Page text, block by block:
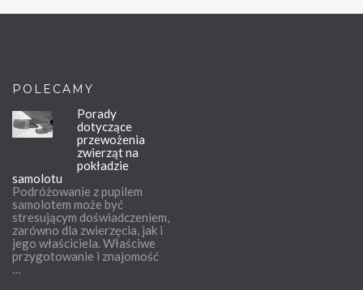
POLECAMY
Porady
dotyczące
przewożenia
zwierząt na
pokładzie
samolotu
Podróżowanie z pupilem
samolotem może być
stresującym doświadczeniem,
zarówno dla zwierzęcia, jak i
jego właściciela. Właściwe
przygotowanie i znajomość
…